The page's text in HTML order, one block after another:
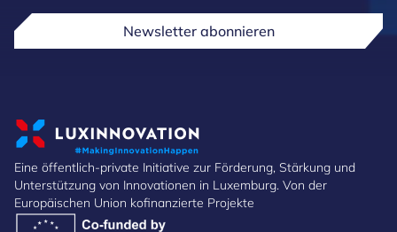
Newsletter abonnieren
Eine öffentlich-private Initiative zur Förderung, Stärkung und
Unterstützung von Innovationen in Luxemburg. Von der
Europäischen Union kofinanzierte Projekte